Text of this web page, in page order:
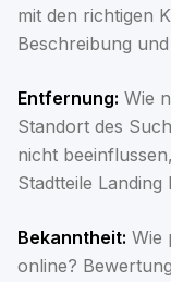
mit den richtigen
Beschreibung
Entfernung: Wie
Standort des
nicht
Stadtteile Landing
Bekanntheit: Wie
online?